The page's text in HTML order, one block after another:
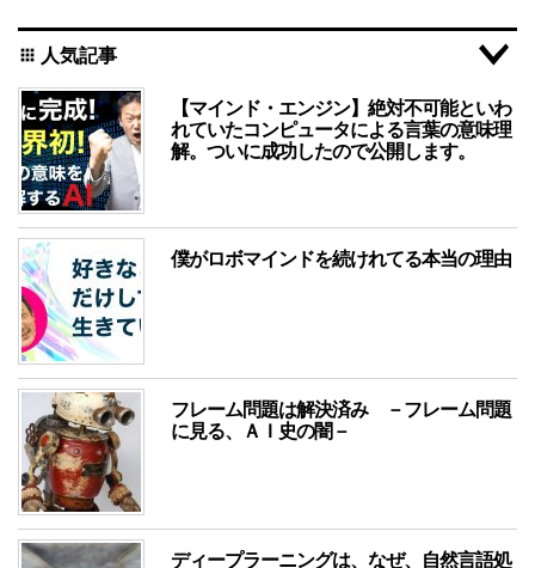
apps 人気記事
【マインド・エンジン】絶対不可能といわ
れていたコンピュータによる言葉の意味理
解。ついに成功したので公開します。
僕がロボマインドを続けれてる本当の理由
フレーム問題は解決済み －フレーム問題
に見る、ＡＩ史の闇－
ディープラーニングは、なぜ、自然言語処